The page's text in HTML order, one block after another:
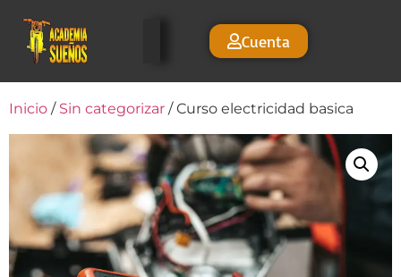
Cuenta
Inicio / Sin categorizar / Curso electricidad basica